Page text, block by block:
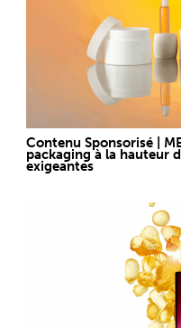
Contenu Sponsorisé |
packaging à la hauteur
exigeantes